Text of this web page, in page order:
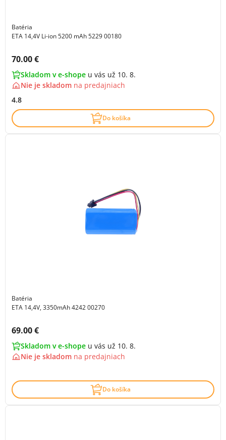
Batéria
ETA 14,4V Li-ion 5200 mAh 5229 00180
Cena s DPH:
70.00 €
Skladom v e-shope u vás už 10. 8.
Nie je skladom na predajniach
4.8
Do košíka
Batéria
ETA 14,4V, 3350mAh 4242 00270
Cena s DPH:
69.00 €
Skladom v e-shope u vás už 10. 8.
Nie je skladom na predajniach
Do košíka